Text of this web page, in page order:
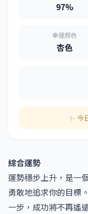
97%
幸運顏色
杏色
✨ 今
綜合運勢
運勢穩步上升，是一
勇敢地追求你的目標
一步，成功將不再遙